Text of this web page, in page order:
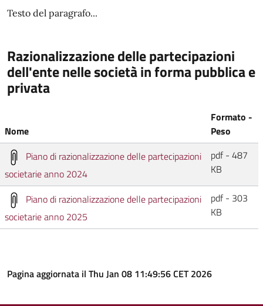
Testo del paragrafo...
Razionalizzazione delle partecipazioni
dell'ente nelle società in forma pubblica e
privata
Nome
Formato -
Peso
Piano di razionalizzazione delle partecipazioni
societarie anno 2024
pdf - 487
KB
Piano di razionalizzazione delle partecipazioni
societarie anno 2025
pdf - 303
KB
Pagina aggiornata il Thu Jan 08 11:49:56 CET 2026